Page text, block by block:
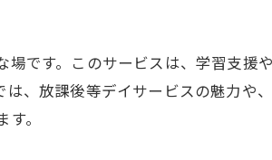
です。このサービスは、学習支援
、放課後等デイサービスの魅力や
。